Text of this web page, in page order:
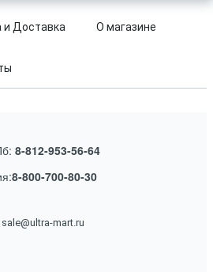
и Доставка О магазине
8-812-953-56-64
8-800-700-80-30
sale@ultra-mart.ru